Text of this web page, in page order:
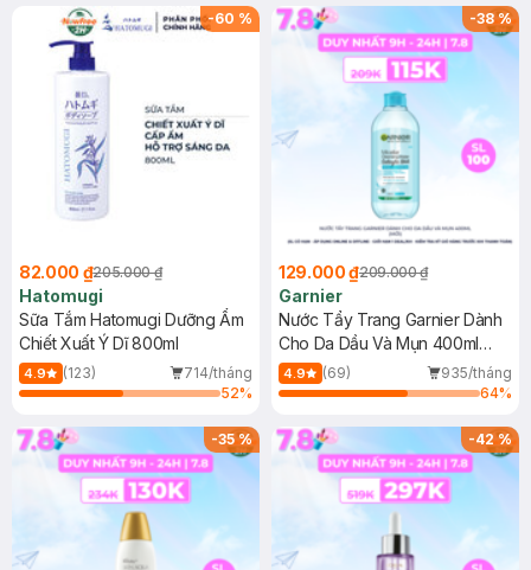
(SL có hạn)
-60 %
82.000 ₫205.000 ₫
Hatomugi
Sữa Tắm Hatomugi Dưỡng Ẩm
Chiết Xuất Ý Dĩ 800ml
4.9 (123)
714/tháng
52%
-38%
129.000 ₫209.000 ₫
Garnier
Nước Tẩy Trang Garnier Dành
Cho Da Dầu Và Mụn 400ml
(Mới)
4.9 (69)
935/tháng
64%
-35% -42%